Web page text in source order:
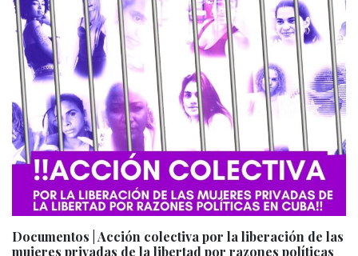
Documentos | Acción colectiva por la liberación de las
mujeres privadas de la libertad por razones políticas